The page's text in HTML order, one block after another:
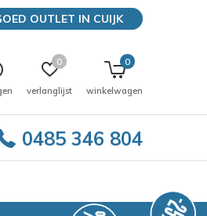
0485 346 804
verlanglijst
0
winkelwagen
0
OUTLET IN CUIJK